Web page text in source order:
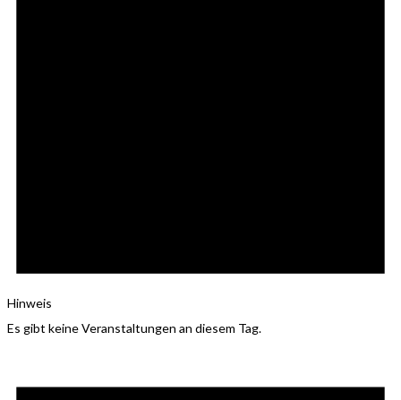
Hinweis
Es gibt keine Veranstaltungen an diesem Tag.